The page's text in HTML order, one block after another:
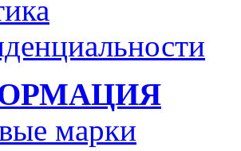
марки